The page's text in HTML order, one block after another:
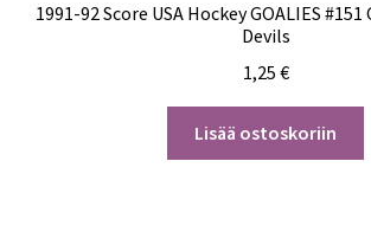
1991-92 Score USA Hockey GOALIES
Devils
1,25 €
Lisää ostoskoriin